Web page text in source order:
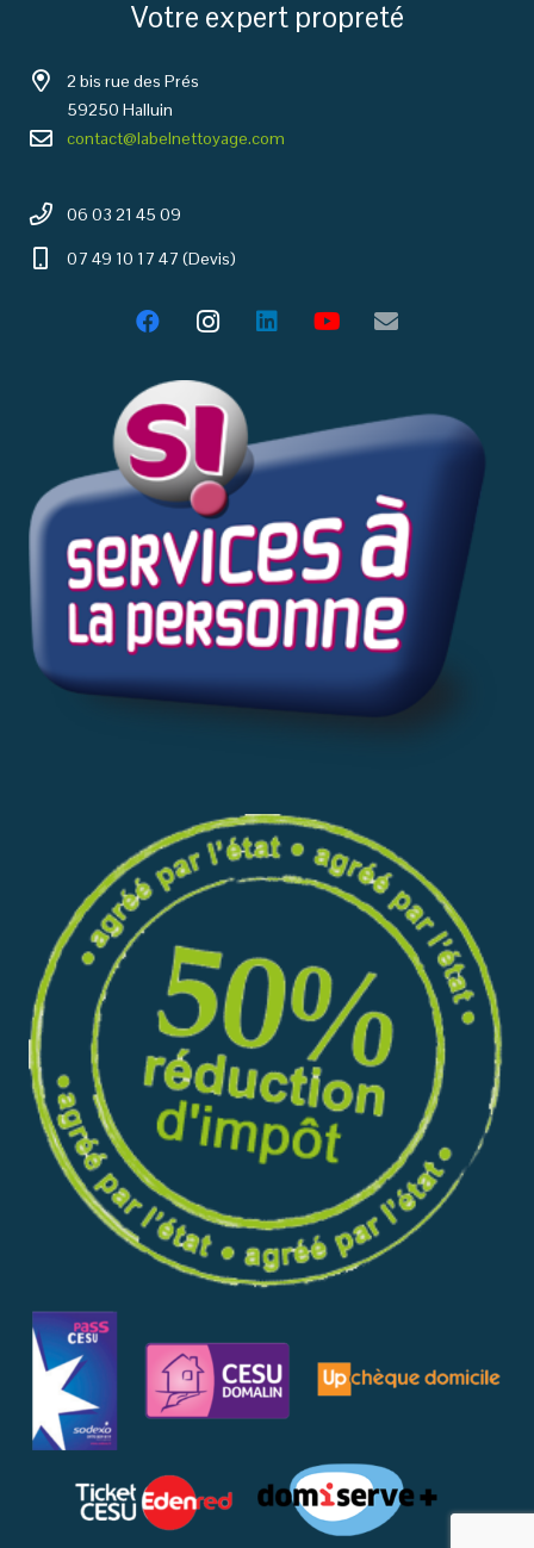
Votre expert propreté
2 bis rue des Prés
59250 Halluin
contact@labelnettoyage.com
06 03 21 45 09
07 49 10 17 47 (Devis)